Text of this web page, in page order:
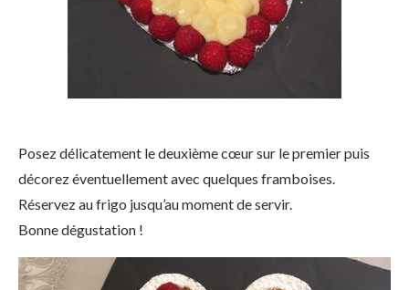
Posez délicatement le deuxième cœur sur le premier puis
décorez éventuellement avec quelques framboises.
Réservez au frigo jusqu’au moment de servir.
Bonne dégustation !